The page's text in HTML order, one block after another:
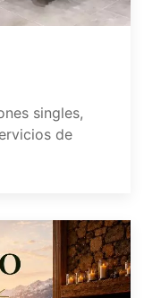
singles,
de